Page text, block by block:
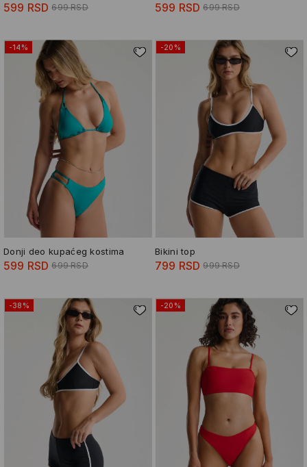
599 RSD 699 RSD 599 RSD 699 RSD
-14%
Donji deo kupaćeg kostima
599 RSD 699 RSD
-20%
Bikini top
799 RSD 999 RSD
-38% -20%